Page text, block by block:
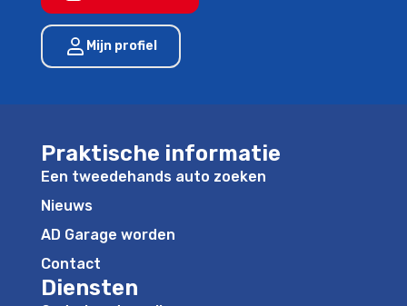
Mijn profiel
Praktische informatie
Een tweedehands auto zoeken
Nieuws
AD Garage worden
Contact
Diensten